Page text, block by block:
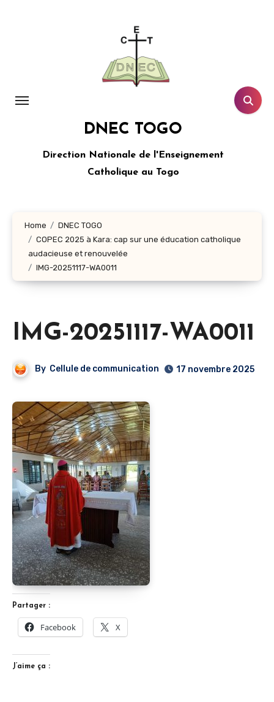
DNEC TOGO
Direction Nationale de l'Enseignement
Catholique au Togo
Home
DNEC TOGO
COPEC 2025 à Kara: cap sur une éducation catholique
audacieuse et renouvelée
IMG-20251117-WA0011
IMG-20251117-WA0011
By Cellule de communication 17 novembre 2025
Partager :
Facebook X
J’aime ça :